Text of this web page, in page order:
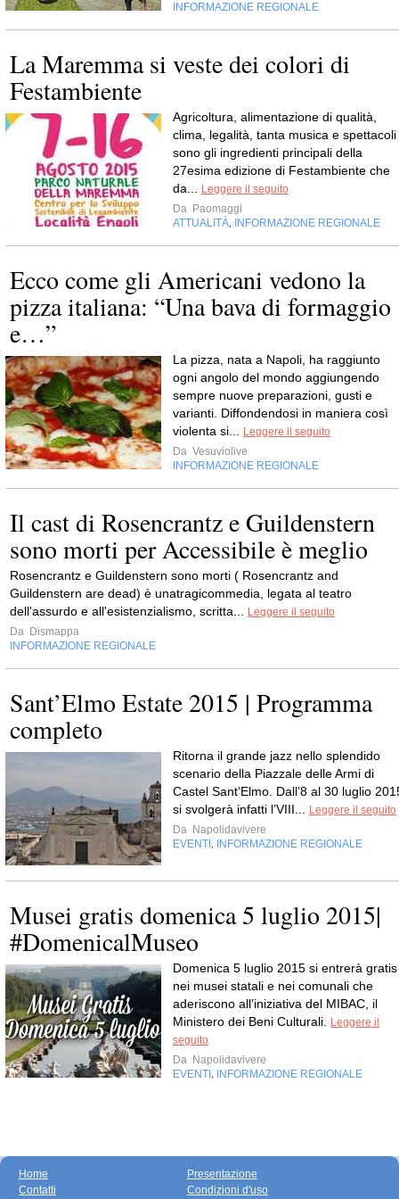
INFORMAZIONE REGIONALE
La Maremma si veste dei colori di
Festambiente
Agricoltura, alimentazione di qualità,
clima, legalità, tanta musica e spettacoli
sono gli ingredienti principali della
27esima edizione di Festambiente che
da...
Leggere il seguito
Da Paomaggi
ATTUALITÀ INFORMAZIONE REGIONALE
Ecco come gli Americani vedono la
pizza italiana: “Una bava di formaggio
e…”
La pizza, nata a Napoli, ha raggiunto
ogni angolo del mondo aggiungendo
sempre nuove preparazioni, gusti e
varianti. Diffondendosi in maniera così
violenta si...
Leggere il seguito
Da Vesuviolive
INFORMAZIONE REGIONALE
Il cast di Rosencrantz e Guildenstern
sono morti per Accessibile è meglio
Rosencrantz e Guildenstern sono morti ( Rosencrantz and
Guildenstern are dead) è unatragicommedia, legata al teatro
dell'assurdo e all'esistenzialismo, scritta...
Leggere il seguito
Da Dismappa
INFORMAZIONE REGIONALE
Sant’Elmo Estate 2015 | Programma
completo
Ritorna il grande jazz nello splendido
scenario della Piazzale delle Armi di
Castel Sant’Elmo. Dall’8 al 30 luglio
si svolgerà infatti l’VIII...
Leggere il seguito
Da Napolidavivere
EVENTI INFORMAZIONE REGIONALE
Musei gratis domenica 5 luglio 2015|
#DomenicalMuseo
Domenica 5 luglio 2015 si entrerà gratis
nei musei statali e nei comunali che
aderiscono all’iniziativa del MIBAC, il
Ministero dei Beni Culturali.
Leggere il
seguito
Da Napolidavivere
EVENTI INFORMAZIONE REGIONALE
Home
Contatti
Presentazione
Condizioni d'uso